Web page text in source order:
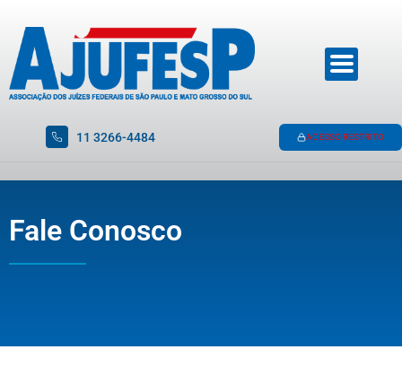
11 3266-4484 ACESSO RESTRITO
Fale Conosco